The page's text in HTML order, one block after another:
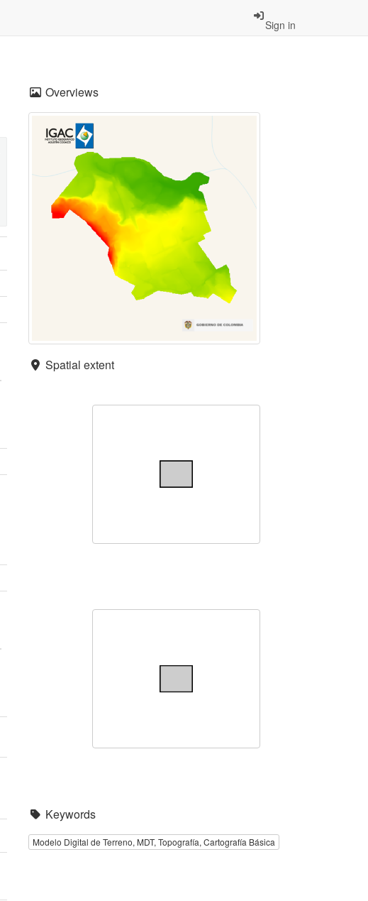
Sign in
Overviews
Spatial extent
Keywords
Modelo Digital de Terreno, MDT, Topografía, Cartografía Básica